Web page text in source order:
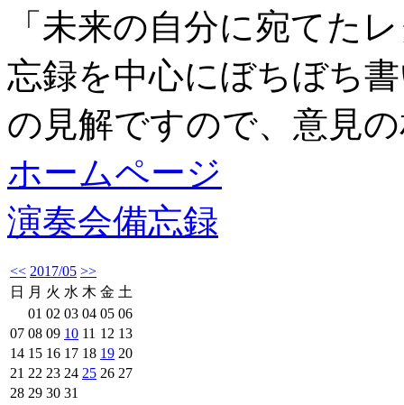
「未来の自分に宛てた
忘録を中心にぼちぼち
の見解ですので、意見
ホームページ
演奏会備忘録
<< 2017/05 >>
日
月 火 水 木 金 土
01 02 03 04 05 06
07 08 09 10 11 12 13
14 15 16 17 18 19 20
21 22 23 24 25 26 27
28 29 30 31